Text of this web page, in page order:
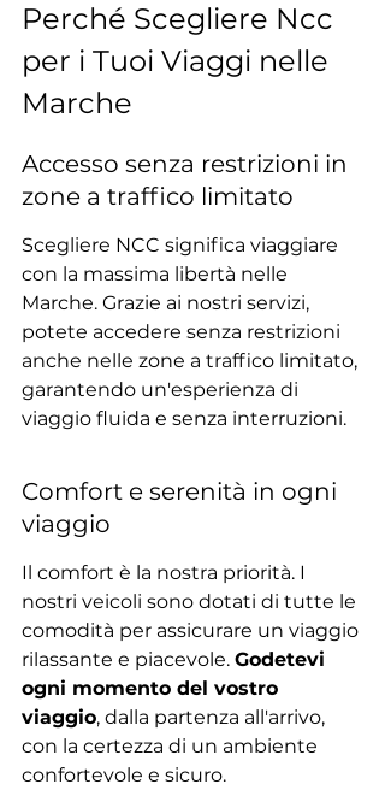
Perché Scegliere Ncc
per i Tuoi Viaggi nelle
Marche
Accesso senza restrizioni in
zone a traffico limitato
Scegliere NCC significa viaggiare
con la massima libertà nelle
Marche. Grazie ai nostri servizi,
potete accedere senza restrizioni
anche nelle zone a traffico limitato,
garantendo un'esperienza di
viaggio fluida e senza interruzioni.
Comfort e serenità in ogni
viaggio
Il comfort è la nostra priorità. I
nostri veicoli sono dotati di tutte le
comodità per assicurare un viaggio
rilassante e piacevole. Godetevi
ogni momento del vostro
viaggio, dalla partenza all'arrivo,
con la certezza di un ambiente
confortevole e sicuro.